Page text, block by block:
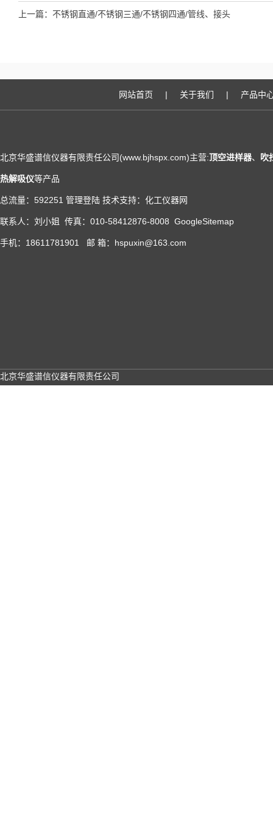
上一篇： 不锈钢直通/不锈钢三通/不锈钢四通/管线、接头
网站首页 | 关于我们 | 产品中
北京华盛谱信仪器有限责任公司(www.bjhspx.com)主营:顶空进样器、 吹
热解吸仪等产品
总流量：592251 管理登陆 技术支持： 化工仪器网
联系人：刘小姐 传真：010-58412876-8008 GoogleSitemap
手机：18611781901 邮 箱：hspuxin@163.com
北京华盛谱信仪器有限责任公司